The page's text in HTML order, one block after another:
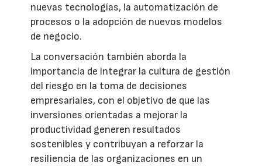
nuevas tecnologías, la automatización de
procesos o la adopción de nuevos modelos
de negocio.
La conversación también aborda la
importancia de integrar la cultura de gestión
del riesgo en la toma de decisiones
empresariales, con el objetivo de que las
inversiones orientadas a mejorar la
productividad generen resultados
sostenibles y contribuyan a reforzar la
resiliencia de las organizaciones en un